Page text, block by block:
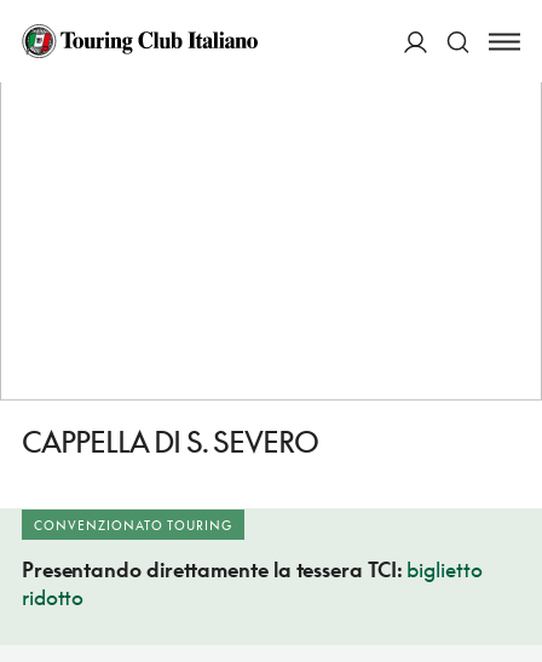
HOME
CAPPELLA DI S. SEVERO
CONVENZIONATO TOURING
Presentando direttamente la tessera TCI: biglietto
ridotto